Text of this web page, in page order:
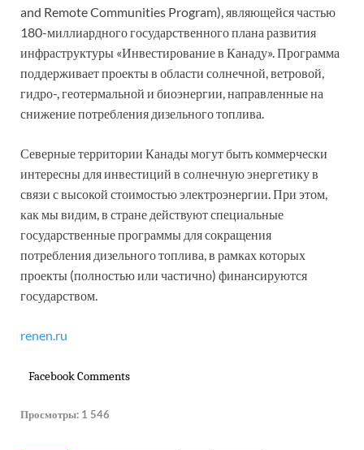
and Remote Communities Program), являющейся частью
180-миллиардного государственного плана развития
инфраструктуры «Инвестирование в Канаду». Программа
поддерживает проекты в области солнечной, ветровой,
гидро-, геотермальной и биоэнергии, направленные на
снижение потребления дизельного топлива.
Северные территории Канады могут быть коммерчески
интересны для инвестиций в солнечную энергетику в
связи с высокой стоимостью электроэнергии. При этом,
как мы видим, в стране действуют специальные
государственные программы для сокращения
потребления дизельного топлива, в рамках которых
проекты (полностью или частично) финансируются
государством.
renen.ru
Facebook Comments
Просмотры: 1 546